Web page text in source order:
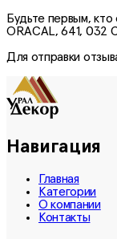
Будьте первым,
ORACAL, 641, 032
Для отправки
Навигация
Главная
Категории
О компании
Контакты